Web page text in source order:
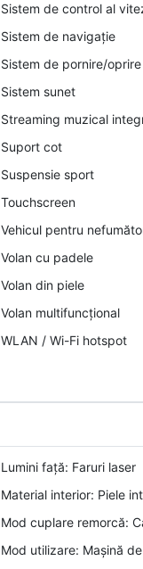
Sistem de control al
Sistem de navigație
Sistem de pornire/
Sistem sunet
Streaming muzical
Suport cot
Suspensie sport
Touchscreen
Vehicul pentru
Volan cu padele
Volan din piele
Volan multifuncțional
WLAN / Wi-Fi hotspot
Lumini față: Faruri laser
Material interior: Piele
Mod cuplare remorcă:
Mod utilizare: Mașină